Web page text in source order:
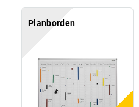
Planborden